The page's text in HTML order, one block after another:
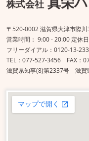
株式会社
〒520-0002 滋賀県大津市際
営業時間： 9:00 - 20:00 定休
フリーダイアル：0120-13-
TEL：077-527-3456 FAX：
滋賀県知事(8)第2337号 滋賀